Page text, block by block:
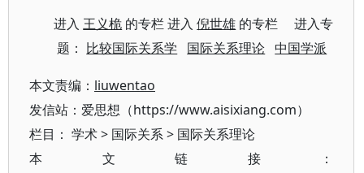
进入王义桅 的专栏 进入倪世雄 的专栏 进入专
题： 比较国际关系学 国际关系理论 中国学派
本文责编： liuwentao
发信站：爱思想（https://www.aisixiang.com）
栏目： 学术> 国际关系> 国际关系理论
本文链接：